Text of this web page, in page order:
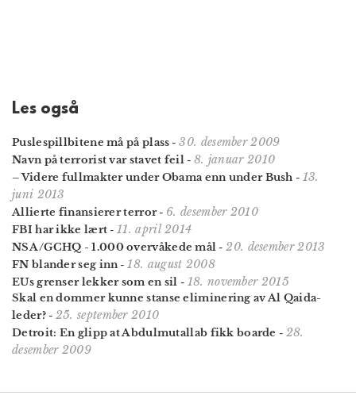
Les også
Puslespillbitene må på plass -30. desember 2009
Navn på terrorist var stavet feil- 8. januar 2010
– Videre fullmakter under Obama enn under Bush - 13.
juni 2013
Allierte finansierer terror- 6. desember 2010
FBI har ikke lært -11. april 2014
NSA/GCHQ - 1.000 overvåkede mål -20. desember 2013
FN blander seg inn-18. august 2008
EUs grenser lekker som en sil - 18. november 2015
Skal en dommer kunne stanse eliminering av Al Qaida-
leder?- 25. september 2010
Detroit: En glipp at Abdulmutallab fikk boarde - 28.
desember 2009